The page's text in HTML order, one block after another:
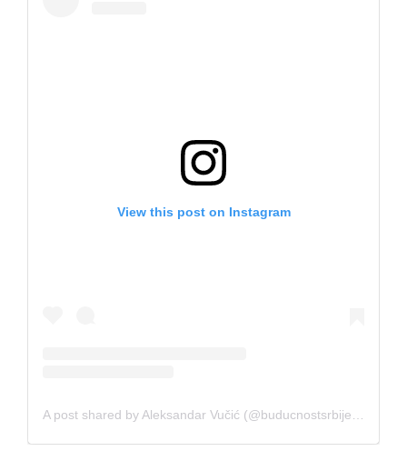
View this post on Instagram